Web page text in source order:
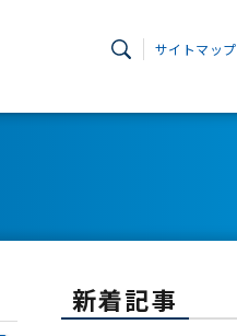
サイトマップ
新着記事